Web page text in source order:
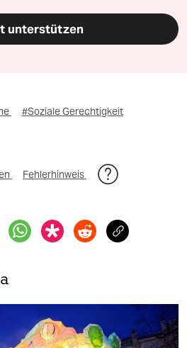
unterstützen
#Soziale Gerechtigkeit
Fehlerhinweis